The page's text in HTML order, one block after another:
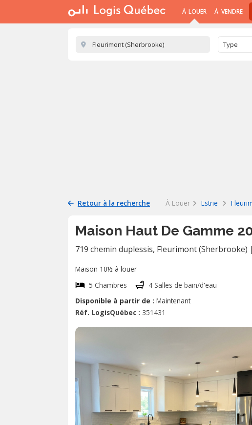
À LOUER À VENDRE
Type
Retour à la recherche À Louer Estrie
Maison Haut De Gamme
719 chemin duplessis, Fleurimont (Sherbrooke) |
Maison 10½ à louer
5 Chambres
4 Salles de bain/d'eau
Disponible à partir de : Maintenant
Réf. LogisQuébec : 351431